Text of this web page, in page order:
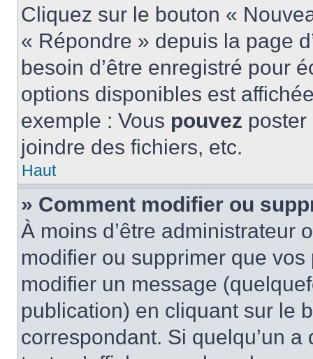
Cliquez sur le bouton «
« Répondre » depuis la page
besoin d’être enregistré pour
options disponibles est
exemple : Vous pouvez
joindre des fichiers, etc.
Haut
» Comment modifier ou
À moins d’être administrateur
modifier ou supprimer que
modifier un message
publication) en cliquant sur le
correspondant. Si quelqu’un